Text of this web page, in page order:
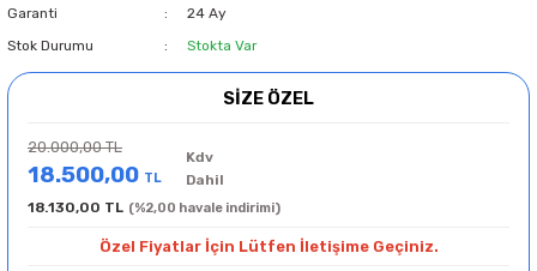
Garanti
24 Ay
Stok Durumu
Stokta Var
SİZE ÖZEL
20.000,00 TL
18.500,00 TL
Kdv
Dahil
18.130,00 TL (%2,00 havale indirimi)
Özel Fiyatlar İçin Lütfen İletişime Geçiniz.